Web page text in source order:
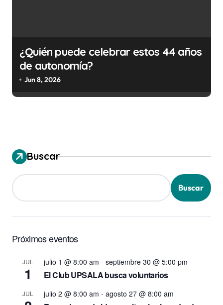
¿Quién puede celebrar estos 44 años
de autonomía?
Jun 8, 2026
Buscar
Buscar
Próximos eventos
JUL
1
julio 1 @ 8:00 am - septiembre 30 @ 5:00 pm
El Club UPSALA busca voluntarios
JUL julio 2 @ 8:00 am - agosto 27 @ 8:00 am